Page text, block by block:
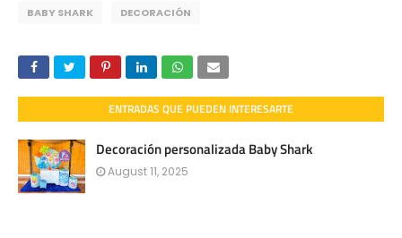
BABY SHARK DECORACIÓN
ENTRADAS QUE PUEDEN INTERESARTE
Decoración personalizada Baby Shark
August 11, 2025